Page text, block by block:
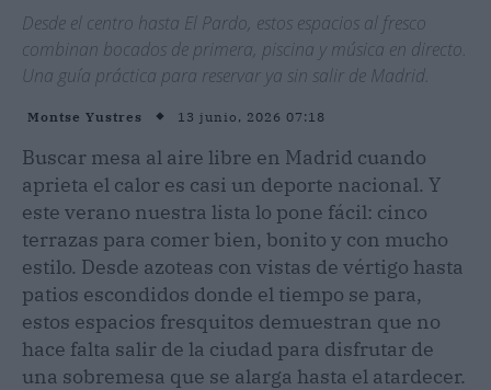
Desde el centro hasta El Pardo, estos espacios al fresco
combinan bocados de primera, piscina y música en directo.
Una guía práctica para reservar ya sin salir de Madrid.
Montse Yustres 13 junio, 2026 07:18
Buscar mesa al aire libre en Madrid cuando
aprieta el calor es casi un deporte nacional. Y
este verano nuestra lista lo pone fácil: cinco
terrazas para comer bien, bonito y con mucho
estilo. Desde azoteas con vistas de vértigo hasta
patios escondidos donde el tiempo se para,
estos espacios fresquitos demuestran que no
hace falta salir de la ciudad para disfrutar de
una sobremesa que se alarga hasta el atardecer.